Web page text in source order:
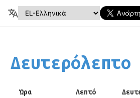
Δευτερόλεπτο
Ώρα Λεπτό